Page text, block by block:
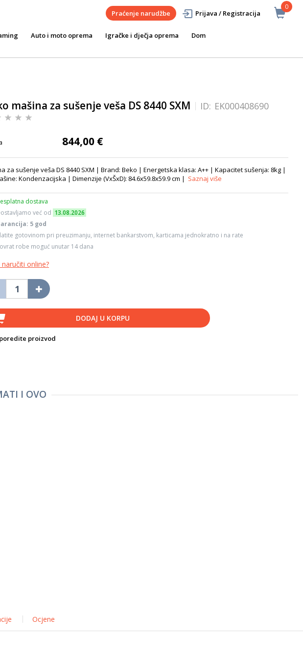
0
Praćenje narudžbe Prijava / Registracija
Auto i moto oprema Igračke i dječja oprema
Dom
mašina za sušenje veša DS 8440 SXM ID: EK000408690
844,00 €
za sušenje veša DS 8440 SXM | Brand: Beko | Energetska klasa: A++ | Kapacitet sušenja: 8kg |
Kondenzacijska | Dimenzije (VxŠxD): 84.6x59.8x59.9 cm | Saznaj više
dostava
već od 13.08.2026
5 god
gotovinom pri preuzimanju, internet bankarstvom, karticama jednokratno i na rate
robe moguć unutar 14 dana
naručiti online?
DODAJ U KORPU
proizvod
I OVO
Ocjene